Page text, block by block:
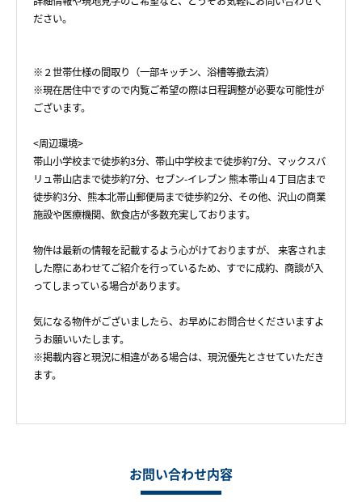
ださい。
※２世帯仕様の間取り（一部キッチン、浴槽等撤去済）
※現在居住中ですので内覧ご希望の際は日程調整が必要な可能性が
ございます。
<周辺環境>
帯山小学校まで徒歩約3分、帯山中学校まで徒歩約7分、マックスバ
リュ帯山店まで徒歩約7分、セブン-イレブン 熊本帯山４丁目店まで
徒歩約3分、熊本北帯山郵便局まで徒歩約2分、その他、沢山の商業
施設や医療機関、飲食店が多数充実しております。
物件は最新の情報を記載するよう心がけておりますが、 来客されま
した際にあわせてご紹介を行っているため、すでに成約、商談が入
ってしまっている場合があります。
気になる物件がございましたら、お早めにお問合せくださいますよ
うお願いいたします。
※掲載内容と現況に相違がある場合は、現況優先とさせていただき
ます。
お問い合わせ内容